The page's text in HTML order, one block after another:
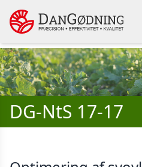
DG-NtS 17-17